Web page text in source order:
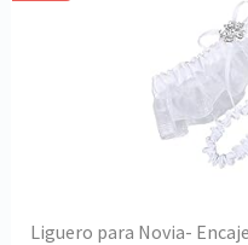
Liguero para Novia-